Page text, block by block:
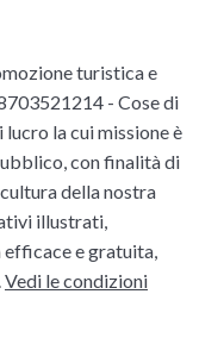
turistica e
- Cose di
la cui missione è
con finalità di
della nostra
illustrati,
e gratuita,
Vedi le condizioni